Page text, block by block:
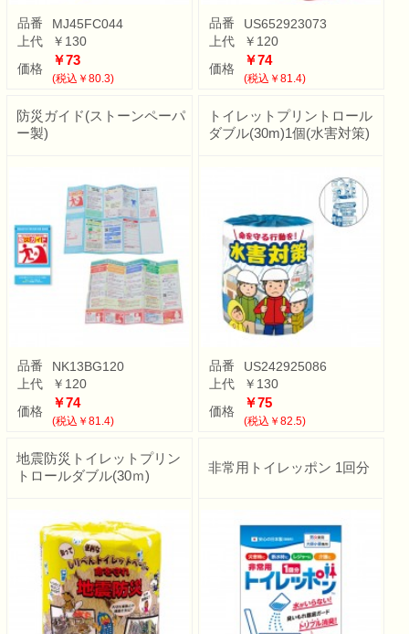
品番
MJ45FC044
上代
￥130
価格
￥73
(税込￥80.3)
品番
US652923073
上代
￥120
価格
￥74
(税込￥81.4)
防災ガイド(ストーンペーパ
ー製)
品番
NK13BG120
上代
￥120
価格
￥74
(税込￥81.4)
トイレットプリントロール
ダブル(30m)1個(水害対策)
品番
US242925086
上代
￥130
価格
￥75
(税込￥82.5)
地震防災トイレットプリン
トロールダブル(30ｍ)
非常用トイレッポン 1回分